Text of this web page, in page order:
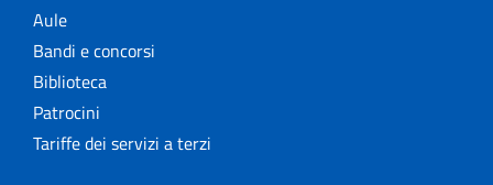
Aule
Bandi e concorsi
Biblioteca
Patrocini
Tariffe dei servizi a terzi